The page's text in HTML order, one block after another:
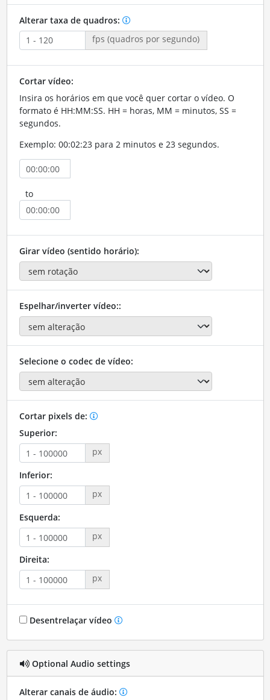
Alterar taxa de quadros:
fps (quadros por segundo)
Cortar vídeo:
Insira os horários em que você quer cortar o vídeo. O
formato é HH:MM:SS. HH = horas, MM = minutos, SS =
segundos.
Exemplo: 00:02:23 para 2 minutos e 23 segundos.
to
Girar vídeo (sentido horário):
Espelhar/inverter vídeo::
Selecione o codec de vídeo:
Cortar pixels de:
Superior:
px
Inferior:
px
Esquerda:
px
Direita:
px
Desentrelaçar vídeo
Optional Audio settings
Alterar canais de áudio: